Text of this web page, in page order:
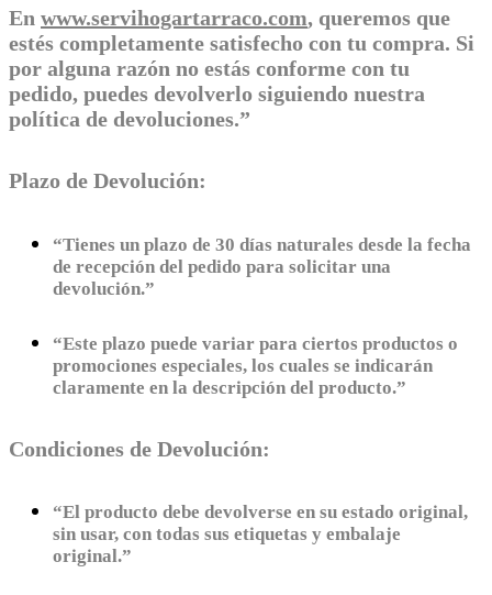
En www.servihogartarraco.com, queremos que
estés completamente satisfecho con tu compra. Si
por alguna razón no estás conforme con tu
pedido, puedes devolverlo siguiendo nuestra
política de devoluciones.”
Plazo de Devolución:
“Tienes un plazo de 30 días naturales desde la fecha
de recepción del pedido para solicitar una
devolución.”
“Este plazo puede variar para ciertos productos o
promociones especiales, los cuales se indicarán
claramente en la descripción del producto.”
Condiciones de Devolución:
“El producto debe devolverse en su estado original,
sin usar, con todas sus etiquetas y embalaje
original.”